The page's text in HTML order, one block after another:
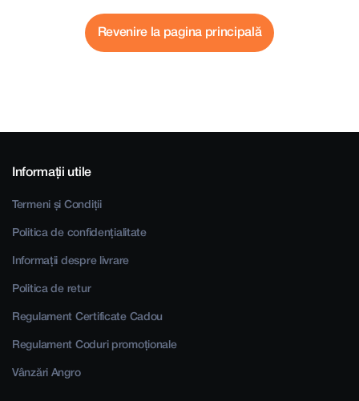
Revenire la pagina principală
Informații utile
Termeni și Condiții
Politica de confidențialitate
Informații despre livrare
Politica de retur
Regulament Certificate Cadou
Regulament Coduri promoționale
Vânzări Angro